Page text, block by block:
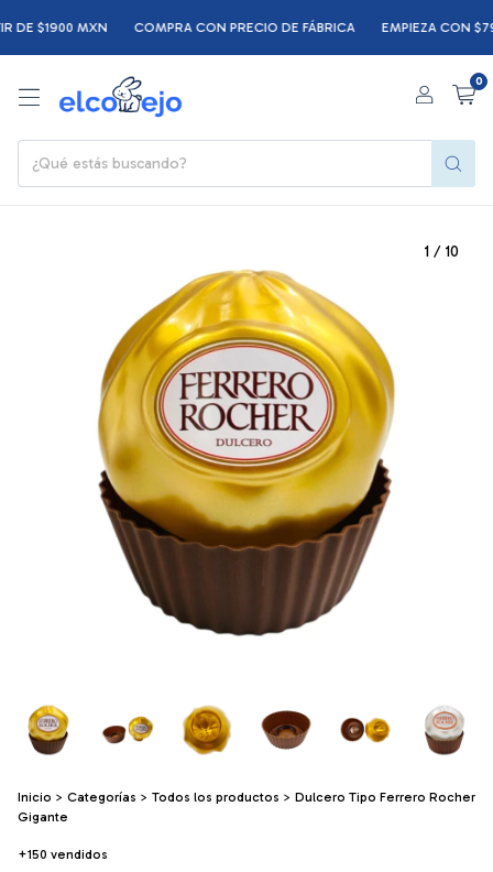
$1900 MXN COMPRA CON PRECIO DE FÁBRICA EMPIEZA CON $799
0
1 / 10
Inicio > Categorías > Todos los productos > Dulcero Tipo Ferrero Rocher
Gigante
+150 vendidos